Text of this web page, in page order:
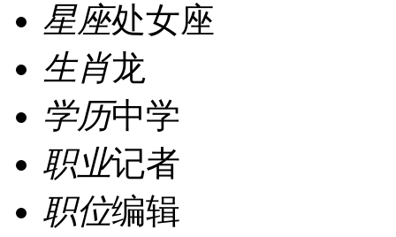
星座处女座
生肖龙
学历中学
职业记者
职位编辑